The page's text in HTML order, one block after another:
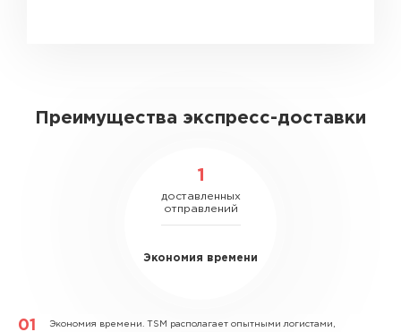
Преимущества экспресс-доставки
1
доставленных
отправлений
Экономия времени
Экономия времени. TSM располагает опытными логистами,